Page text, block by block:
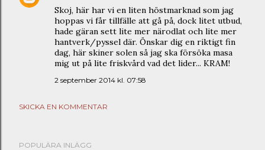
Skoj, här har vi en liten höstmarknad som jag
hoppas vi får tillfälle att gå på, dock litet utbud,
hade gäran sett lite mer närodlat och lite mer
hantverk/pyssel där. Önskar dig en riktigt fin
dag, här skiner solen så jag ska försöka masa
mig ut på lite friskvård vad det lider... KRAM!
2 september 2014 kl. 07:58
SKICKA EN KOMMENTAR
POPULÄRA INLÄGG